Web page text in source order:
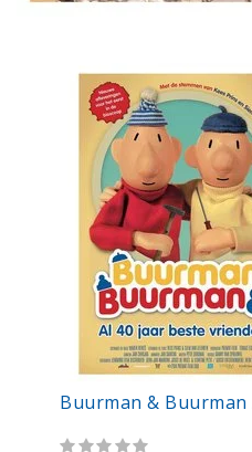
Buurman & Buurman